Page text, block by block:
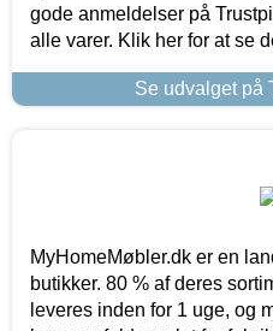
gode anmeldelser på
alle varer. Klik her for at se
Se udvalget på
MyHomeMøbler.dk er en
butikker. 80 % af deres
leveres inden for 1 uge, og